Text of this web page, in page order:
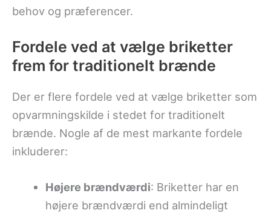
behov og præferencer.
Fordele ved at vælge briketter
frem for traditionelt brænde
Der er flere fordele ved at vælge briketter som
opvarmningskilde i stedet for traditionelt
brænde. Nogle af de mest markante fordele
inkluderer:
Højere brændværdi: Briketter har en
højere brændværdi end almindeligt